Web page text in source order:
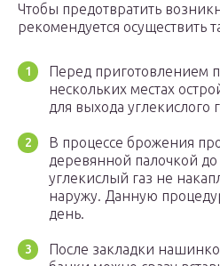
Чтобы предотвратить
рекомендуется осуществить
Перед приготовлением
нескольких местах
для выхода углекислого
В процессе брожения
деревянной палочкой
углекислый газ не
наружу. Данную
день.
После закладки